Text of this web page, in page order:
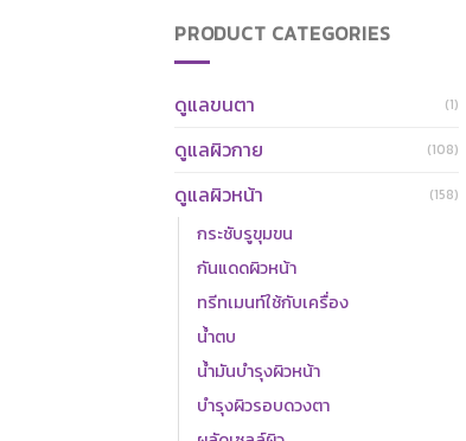
PRODUCT CATEGORIES
ดูแลขนตา (1)
ดูแลผิวกาย (108)
ดูแลผิวหน้า (158)
กระชับรูขุมขน
กันแดดผิวหน้า
ทรีทเมนท์ใช้กับเครื่อง
น้ำตบ
น้ำมันบำรุงผิวหน้า
บำรุงผิวรอบดวงตา